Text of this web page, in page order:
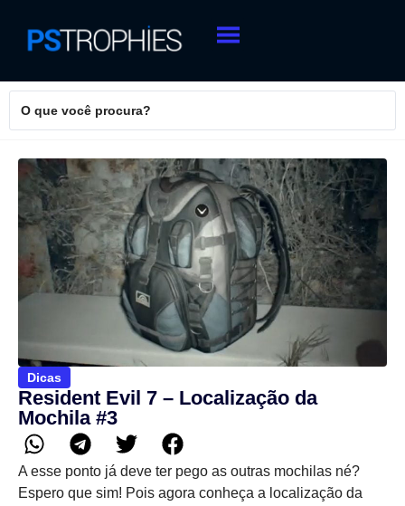
Dicas
Resident Evil 7 – Localização da
Mochila #3
A esse ponto já deve ter pego as outras mochilas né?
Espero que sim! Pois agora conheça a localização da